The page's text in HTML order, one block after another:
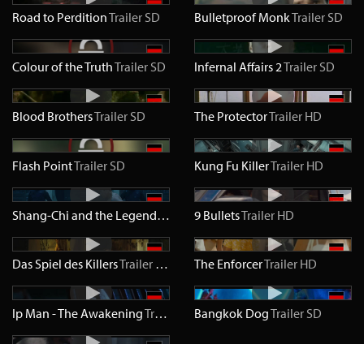
Road to PerditionTrailer SD Bulletproof MonkTrailer SD
Colour of the TruthTrailer SD Infernal Affairs 2Trailer SD
Blood BrothersTrailer SD The ProtectorTrailer HD
Flash PointTrailer SD Kung Fu KillerTrailer HD
Shang-Chi and the Legend of the Ten Rings TrailerHD
9 BulletsTrailer HD
Das Spiel des KillersTrailer HD The EnforcerTrailer HD
Ip Man - The AwakeningTrailer HDBangkok DogTrailer SD